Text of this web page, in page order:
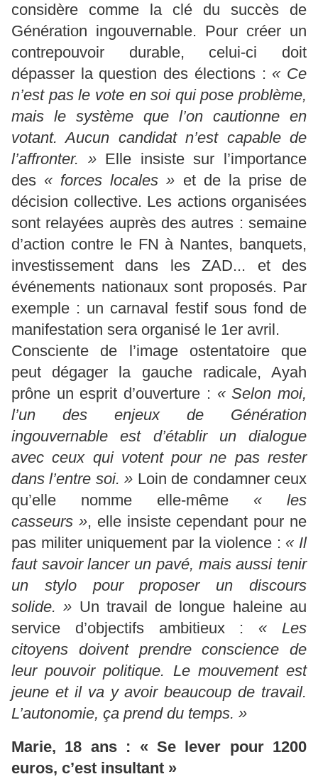
considère comme la clé du succès de
Génération ingouvernable. Pour créer un
contrepouvoir durable, celui-ci doit
dépasser la question des élections : « Ce
n’est pas le vote en soi qui pose problème,
mais le système que l’on cautionne en
votant. Aucun candidat n’est capable de
l’affronter. »Elle insiste sur l’importance
des « forces locales » et de la prise de
décision collective. Les actions organisées
sont relayées auprès des autres : semaine
d’action contre le FN à Nantes, banquets,
investissement dans les ZAD... et des
événements nationaux sont proposés. Par
exemple : un carnaval festif sous fond de
manifestation sera organisé le 1er avril.
Consciente de l’image ostentatoire que
peut dégager la gauche radicale, Ayah
prône un esprit d’ouverture : « Selon moi,
l’un des enjeux de Génération
ingouvernable est d’établir un dialogue
avec ceux qui votent pour ne pas rester
dans l’entre soi. » Loin de condamner ceux
qu’elle nomme elle-même « les
casseurs », elle insiste cependant pour ne
pas militer uniquement par la violence : « Il
faut savoir lancer un pavé, mais aussi tenir
un stylo pour proposer un discours
solide. » Un travail de longue haleine au
service d’objectifs ambitieux : « Les
citoyens doivent prendre conscience de
leur pouvoir politique. Le mouvement est
jeune et il va y avoir beaucoup de travail.
L’autonomie, ça prend du temps. »
Marie, 18 ans : « Se lever pour 1200
euros, c’est insultant »